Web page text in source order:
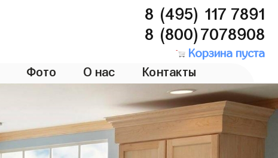
8 (495) 117 7891
8 (800)7078908
Корзина пуста
Фото О нас Контакты